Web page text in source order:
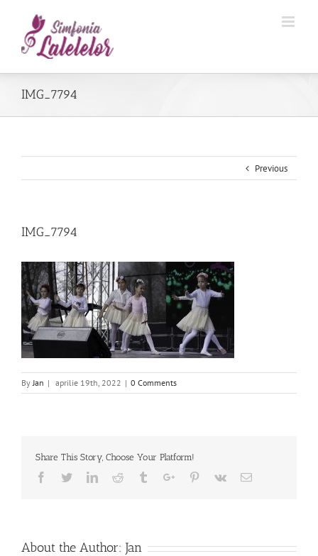
IMG_7794
Previous
IMG_7794
ByJan | aprilie 19th, 2022 | 0 Comments
Share This Story, Choose Your Platform!
Facebook
TwitterLinkedinReddit TumblrGoogle+Pinterest
Vk Email
About the Author: Jan